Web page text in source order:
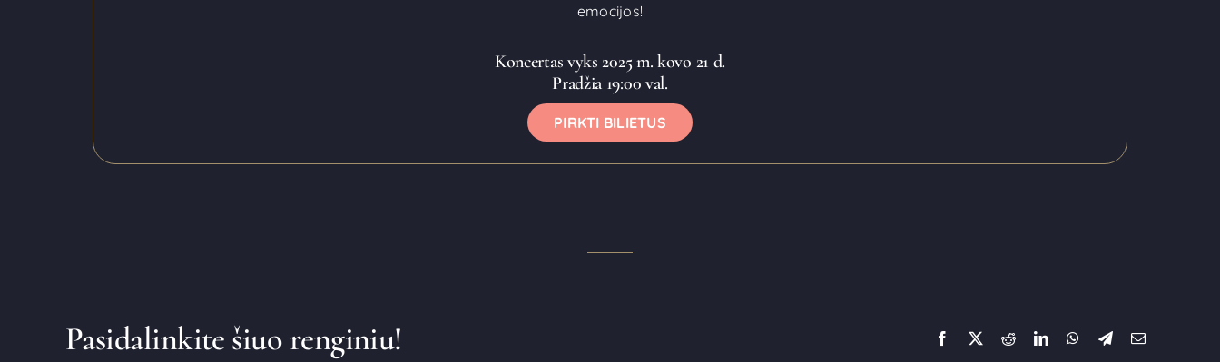
emocijos!
Koncertas vyks 2025 m. kovo 21 d.
Pradžia 19:00 val.
PIRKTI BILIETUS
Pasidalinkite šiuo renginiu!